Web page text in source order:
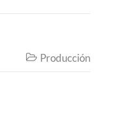
 Producción